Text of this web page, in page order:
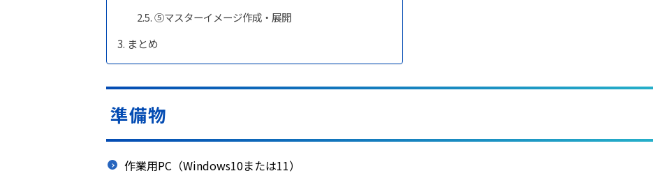
⑤マスターイメージ作成・展開
まとめ
準備物
作業用PC（Windows10または11）